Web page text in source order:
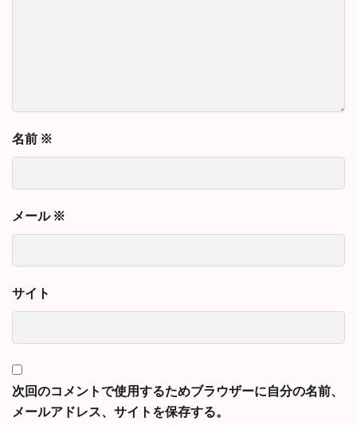
名前 ※
メール ※
サイト
次回のコメントで使用するためブラウザーに自分の名前、
メールアドレス、サイトを保存する。